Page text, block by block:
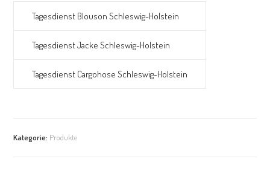
Tagesdienst Blouson Schleswig-Holstein
Tagesdienst Jacke Schleswig-Holstein
Tagesdienst Cargohose Schleswig-Holstein
Kategorie: Produkte